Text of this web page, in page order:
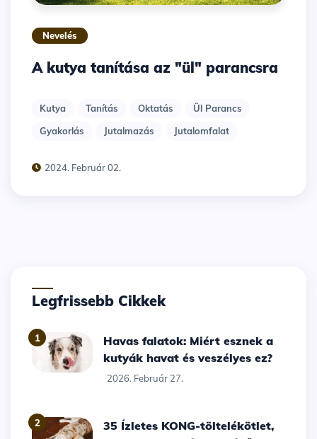
Nevelés
A kutya tanítása az "ül" parancsra
Kutya Tanítás Oktatás
Ül Parancs
Gyakorlás
Jutalmazás Jutalomfalat
2024. Február 02.
Legfrissebb Cikkek
1
Havas falatok: Miért esznek a
kutyák havat és veszélyes ez?
2026. Február 27.
2
35 Ízletes KONG-töltelékötlet,